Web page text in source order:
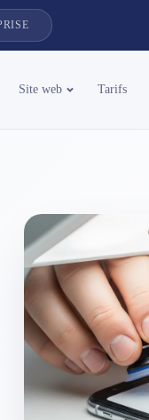
Site web Tarifs